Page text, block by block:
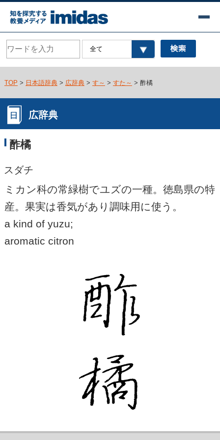
TOP > 日本語辞典> 広辞典> す～ > すた～ > 酢橘
広辞典
酢橘
スダチ
ミカン科の常緑樹でユズの一種。徳島県の特
産。果実は香気があり調味用に使う。
a kind of yuzu;
aromatic citron